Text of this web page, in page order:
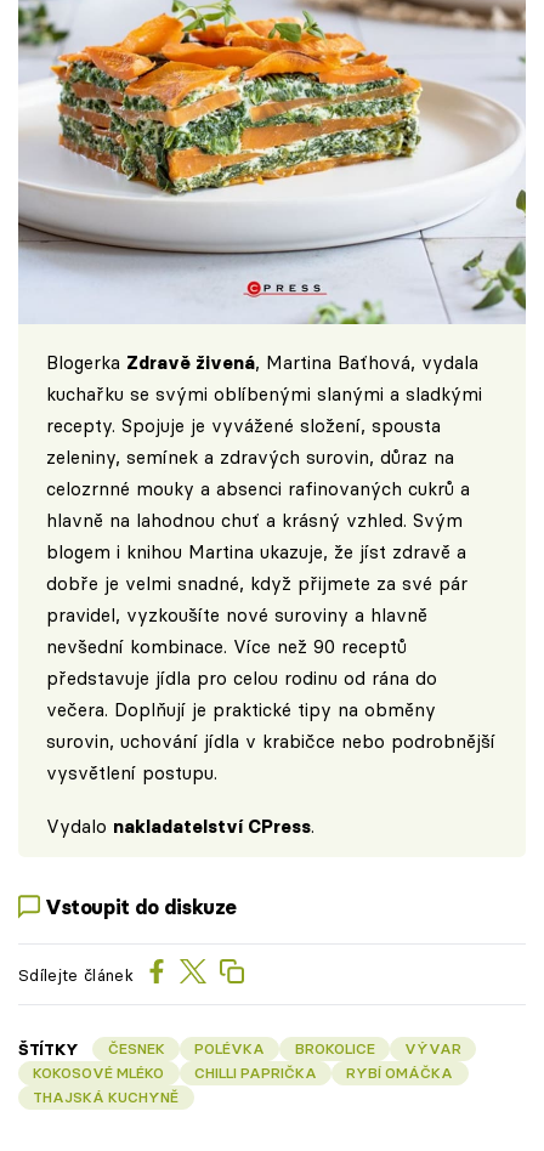
Blogerka Zdravě živená, Martina Baťhová, vydala
kuchařku se svými oblíbenými slanými a sladkými
recepty. Spojuje je vyvážené složení, spousta
zeleniny, semínek a zdravých surovin, důraz na
celozrnné mouky a absenci rafinovaných cukrů a
hlavně na lahodnou chuť a krásný vzhled. Svým
blogem i knihou Martina ukazuje, že jíst zdravě a
dobře je velmi snadné, když přijmete za své pár
pravidel, vyzkoušíte nové suroviny a hlavně
nevšední kombinace. Více než 90 receptů
představuje jídla pro celou rodinu od rána do
večera. Doplňují je praktické tipy na obměny
surovin, uchování jídla v krabičce nebo podrobnější
vysvětlení postupu.
Vydalo nakladatelství CPress.
Vstoupit do diskuze
Sdílejte článek
ŠTÍTKY ČESNEK POLÉVKA BROKOLICE
VÝVAR
KOKOSOVÉ MLÉKO
CHILLI PAPRIČKA
RYBÍ OMÁČKA
THAJSKÁ KUCHYNĚ